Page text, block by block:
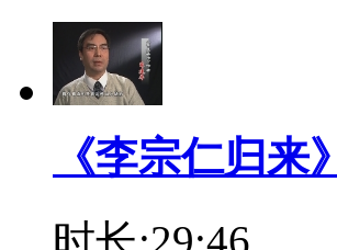
《李宗仁归
时长:29:46